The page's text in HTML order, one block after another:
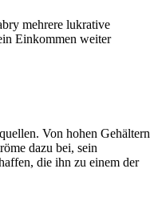
mehrere lukrative
Einkommen weiter
Von hohen Gehältern
dazu bei, sein
die ihn zu einem der